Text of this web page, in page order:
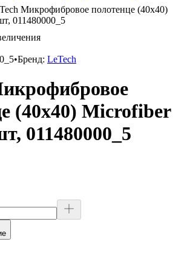
Микрофибровое полотенце (40x40)
011480000_5
•Бренд: LeTech
(40x40) Microfiber
011480000_5